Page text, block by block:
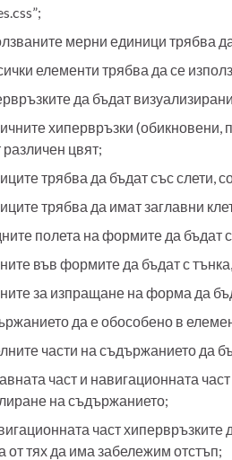
мерни единици трябва да
елементи трябва да се
да бъдат
хипервръзки (обикновени,
различен цвят;
трябва да бъдат със слети,
трябва да имат заглавни
полета на формите да бъдат
във формите да бъдат с
за изпращане на форма да
да е обособено в
части на съдържанието да
част и навигационната
на съдържанието;
част
от тях да има забележим отстъп;